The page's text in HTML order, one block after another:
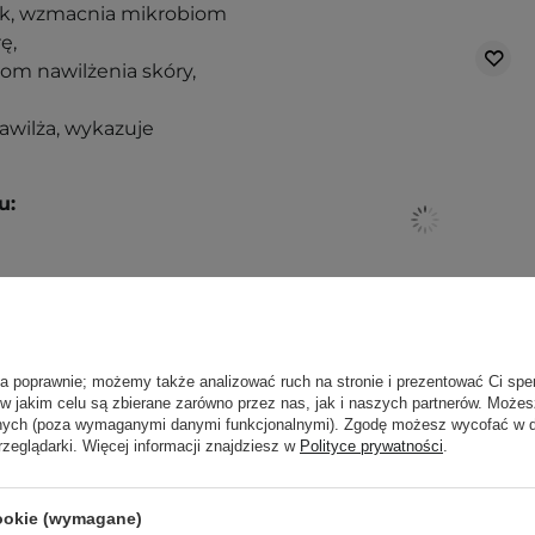
wzmacnia mikrobiom
nawilżenia skóry,
wykazuje
Zajrzyj do naszego
TFIT - Radiance Fit
Serum Foundation
- Rozświetlający
poprawnie; możemy także analizować ruch na stronie i prezentować Ci
jakim celu są zbierane zarówno przez nas, jak i naszych partnerów.
(poza wymaganymi danymi funkcjonalnymi). Zgodę możesz wycofać w
Więcej informacji znajdziesz w Polityce prywatności.
(wymagane)